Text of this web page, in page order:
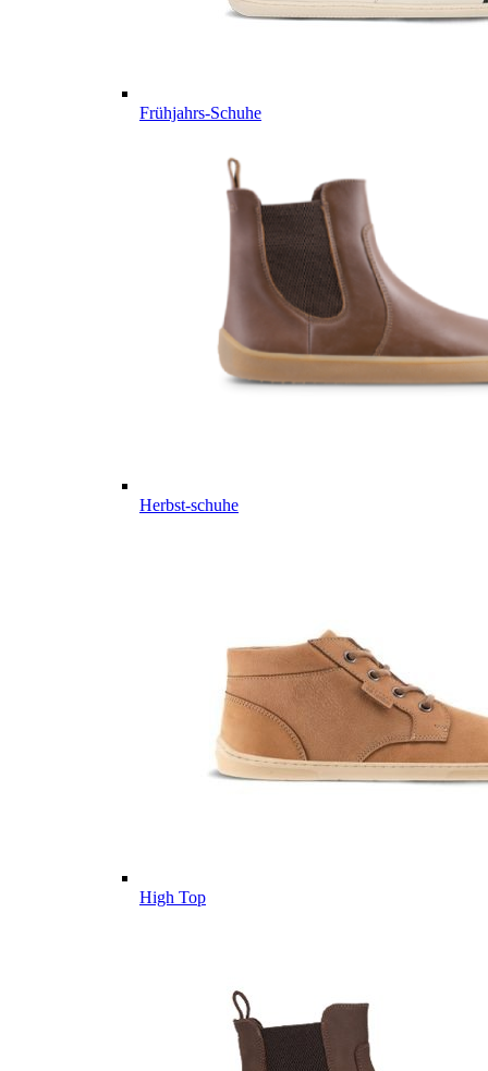
Frühjahrs-Schuhe
Herbst-schuhe
High Top